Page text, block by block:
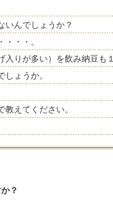
いんでしょうか？
・・。
りが多い）を飲み納豆も
ょうか。
えてください。
？